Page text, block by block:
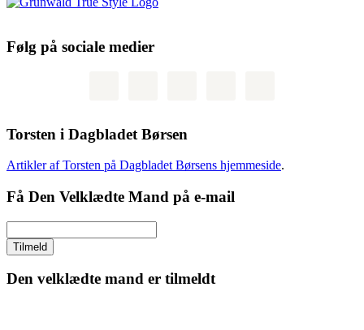
Følg på sociale medier
Torsten i Dagbladet Børsen
Artikler af Torsten på Dagbladet Børsens hjemmeside.
Få Den Velklædte Mand på e-mail
Den velklædte mand er tilmeldt